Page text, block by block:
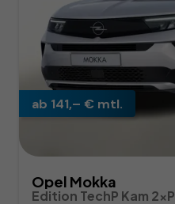
ab 141,– € mtl.
Opel Mokka